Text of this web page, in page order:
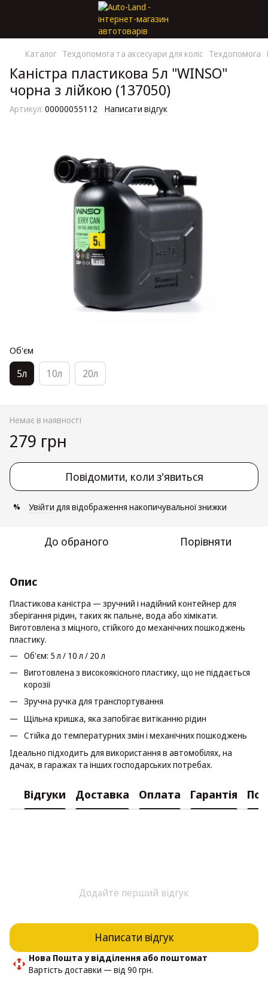
Каталог Техдопомога та аксесуари для коліс Техдопомога
Каністра пластикова 5л "WINSO"
чорна з лійкою (137050)
Артикул: 00000055112 Написати відгук
Об'єм
5л 10л 20л
Немає в наявності
279 грн
Повідомити, коли з'явиться
% Увійти для відображення накопичувальної знижки
До обраного Порівняти
Опис
Пластикова каністра — зручний і надійний контейнер для
зберігання рідин, таких як пальне, вода або хімікати.
Виготовлена з міцного, стійкого до механічних пошкоджень
пластику.
Об'єм: 5 л / 10 л / 20 л
Виготовлена з високоякісного пластику, що не піддається
корозії
Зручна ручка для транспортування
Щільна кришка, яка запобігає витіканню рідин
Стійка до температурних змін і механічних пошкоджень
Ідеально підходить для використання в автомобілях, на
дачах, в гаражах та інших господарських потребах.
Відгуки Доставка Оплата Гарантія
Додайте перший відгук
Написати відгук
Нова Пошта у відділення або поштомат
Вартість доставки — від 90 грн.